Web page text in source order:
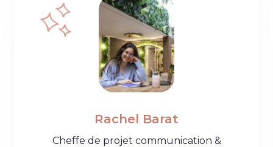
Rachel Barat
Cheffe de projet communication &